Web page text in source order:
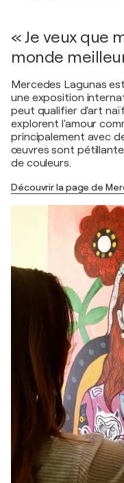
« Je veux que
monde
Mercedes Lagunas
une exposition
peut qualifier d'art
explorent l'amour
principalement avec
œuvres sont
de couleurs.
Découvrir la page de